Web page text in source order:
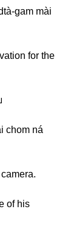
gam mài
for the
chom ná
of his